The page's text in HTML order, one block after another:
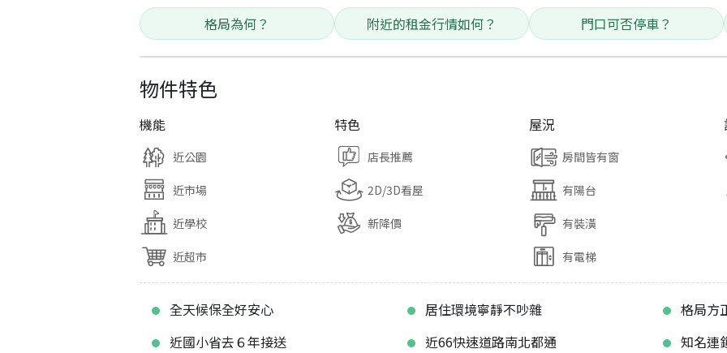
格局為何？ 附近的租金行情如何？ 門口可否停車？
物件特色
機能
近公園
近市場
近學校
近超市
特色
店長推薦
2D/3D看屋
新降價
屋況
房間皆有窗
有陽台
有裝潢
有電梯
全天候保全好安心 居住環境寧靜不吵雜
格局方
近國小省去６年接送
近66快速道路南北都通
知名連